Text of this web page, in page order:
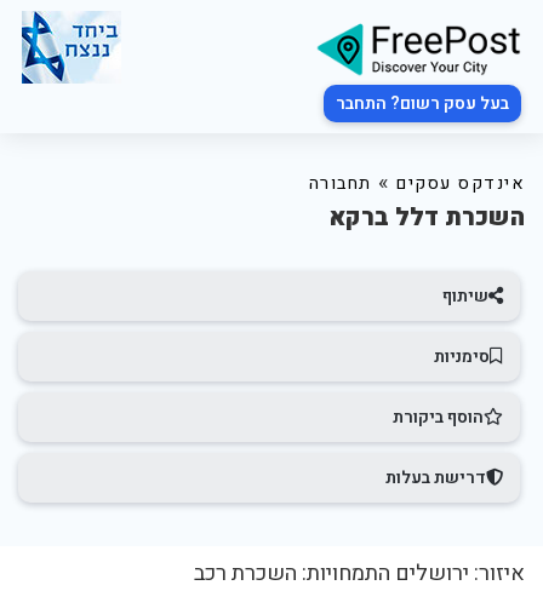
בעל עסק רשום? התחבר
אינדקס עסקים » תחבורה
השכרת דלל ברקא
שיתוף
סימניות
הוסף ביקורת
דרישת בעלות
איזור: ירושלים התמחויות: השכרת רכב